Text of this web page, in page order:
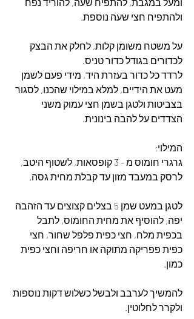
ולהתפיח חצי שעה נוספת.
על משטח משומן קלות, לחלק את הבצק
לכדורים בגודל כדור טניס.
לרדד כל כדור בעזרת היד, מידי פעם לשמן
מעט את הידיים, למלא במילוי שהכנו, לסגור
בצביטות ולטגן בשמן חצי עמוק משני
הצדדים על להבה בינונית.
המילוי:
גרגרי חומוס מ - 3 קופסאות, לשטוף היטב,
לרסק במעבד מזון עד קבלת מחית גסה.
לטגן במעט שמן 5 בצלים קצוצים עד הזהבה
יפה, להוסיף את מחית החומוס, לתבל
בכפית מלח, חצי כפית פלפל שחור, חצי
כפית פפריקה מתוקה או חריפה וחצי כפית
כמון.
להמשיך לערבב ולבשל כשלוש דקות נוספות
ולקרר לחלוטין.